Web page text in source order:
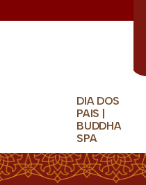
DIA DOS
PAIS |
BUDDHA
SPA